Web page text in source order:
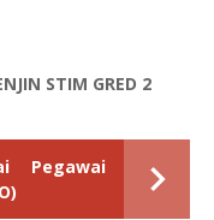
STIM GRED 2
Pegawai